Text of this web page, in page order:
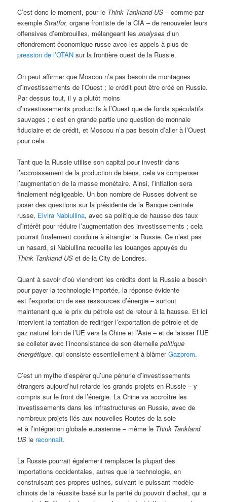
C’est donc le moment, pour le Think Tankland US – comme par
exempleStratfor, organe frontiste de la CIA – de renouveler leurs
offensives d’embrouilles, mélangeant lesanalyses d’un
effondrement économique russe avec les appels à plus de
pression de l’OTAN sur la frontière ouest de la Russie.
On peut affirmer que Moscou n’a pas besoin de montagnes
d’investissements de l’Ouest ; le crédit peut être créé en Russie.
Par dessus tout, il y a plutôt moins
d’investissements productifs à l’Ouest que de fonds spéculatifs
sauvages ; c’est en grande partie une question de monnaie
fiduciaire et de crédit, et Moscou n’a pas besoin d’aller à l’Ouest
pour cela.
Tant que la Russie utilise son capital pour investir dans
l’accroissement de la production de biens, cela va compenser
l’augmentation de la masse monétaire. Ainsi, l’inflation sera
finalement négligeable. Un bon nombre de Russes doivent se
poser des questions sur la présidente de la Banque centrale
russe, Elvira Nabiullina, avec sa politique de hausse des taux
d’intérêt pour réduire l’augmentation des investissements ; cela
pourrait finalement conduire à étrangler la Russie. Ce n’est pas
un hasard, si Nabiullina recueille les louanges appuyés du
Think Tankland US et de la City de Londres.
Quant à savoir d’où viendront les crédits dont la Russie a besoin
pour payer la technologie importée, la réponse évidente
est l’exportation de ses ressources d’énergie – surtout
maintenant que le prix du pétrole est de retour à la hausse. Et ici
intervient la tentation de rediriger l’exportation de pétrole et de
gaz naturel loin de l’UE vers la Chine et l’Asie – et de laisser l’UE
se colleter avec l’inconsistance de son éternellepolitique
énergétique, qui consiste essentiellement à blâmerGazprom.
C’est un mythe d’espérer qu’une pénurie d’investissements
étrangers aujourd’hui retarde les grands projets en Russie – y
compris sur le front de l’énergie. La Chine va accroître les
investissements dans les infrastructures en Russie, avec de
nombreux projets liés aux nouvelles Routes de la soie
et à l’intégration globale eurasienne – même le Think Tankland
US le reconnaît.
La Russie pourrait également remplacer la plupart des
importations occidentales, autres que la technologie, en
construisant ses propres usines, suivant le puissant modèle
chinois de la réussite basé sur la parité du pouvoir d’achat, qui a